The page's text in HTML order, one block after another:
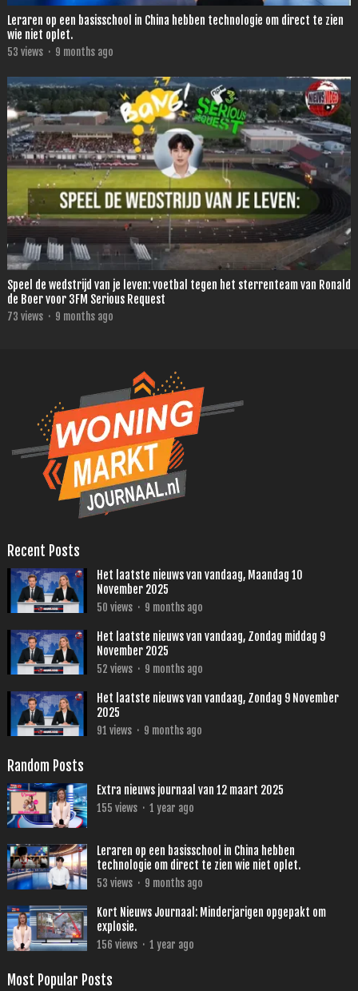
Leraren op een basisschool in China hebben technologie om direct te zien
wie niet oplet.
53 views · 9 months ago
Speel de wedstrijd van je leven: voetbal tegen het sterrenteam van Ronald
de Boer voor 3FM Serious Request
73 views · 9 months ago
Recent Posts
Het laatste nieuws van vandaag, Maandag 10
November 2025
50 views · 9 months ago
Het laatste nieuws van vandaag, Zondag middag 9
November 2025
52 views · 9 months ago
Het laatste nieuws van vandaag, Zondag 9 November
2025
91 views · 9 months ago
Random Posts
Extra nieuws journaal van 12 maart 2025
155 views · 1 year ago
Leraren op een basisschool in China hebben
technologie om direct te zien wie niet oplet.
53 views · 9 months ago
Kort Nieuws Journaal: Minderjarigen opgepakt om
explosie.
156 views · 1 year ago
Most Popular Posts